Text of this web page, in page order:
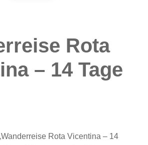
Rota
– 14 Tage
Rota Vicentina – 14